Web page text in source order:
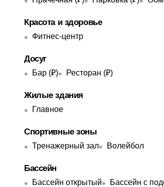
Красота и здоровье
Фитнес-центр
Досуг
Бар (₽) Ресторан (₽)
Жилые здания
Главное
Спортивные зоны
Тренажерный зал Волейбол
Бассейн
Бассейн открытый Бассейн с